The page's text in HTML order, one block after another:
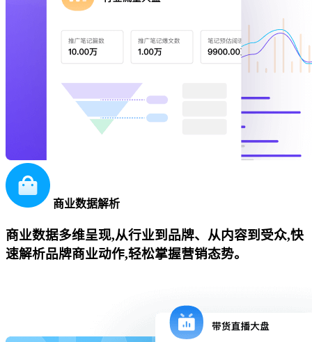
商业数据解析
商业数据多维呈现,从行业到品牌、从内容到受众,快
速解析品牌商业动作,轻松掌握营销态势。